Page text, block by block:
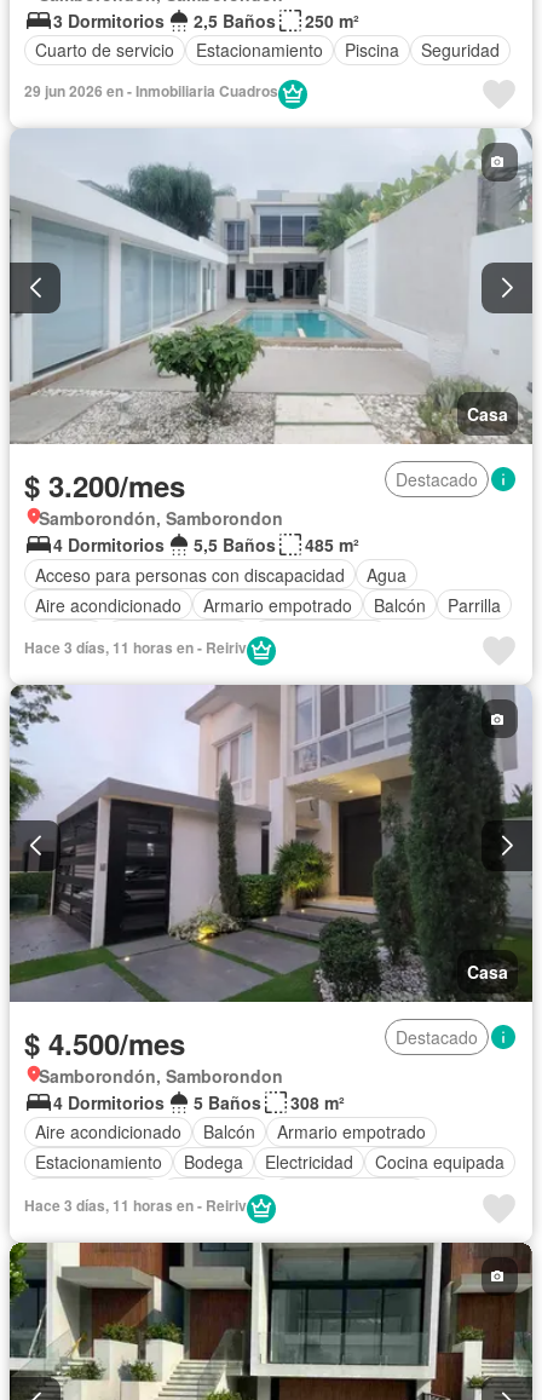
3 Dormitorios
2,5 Baños
250 m²
Cuarto de servicio
Estacionamiento Piscina Seguridad
29 jun 2026 en - Inmobiliaria Cuadros
Casa
$ 3.200/mes
Destacado
Samborondón, Samborondon
4 Dormitorios
5,5 Baños
485 m²
Acceso para personas con discapacidad
Agua
Aire acondicionado
Armario empotrado Balcón
Parrilla
Cocina integral
Cuarto de servicio
Estacionamiento
Gas natural
Gimnasio
Garita de guardianía
Jacuzzi Jardín Patio
Piscina
Terraza
Vista panorámica
Parcialmente amoblado
Hace 3 días, 11 horas en - Reiriv
Casa
$ 4.500/mes
Destacado
Samborondón, Samborondon
4 Dormitorios
5 Baños
308 m²
Aire acondicionado
Balcón
Armario empotrado
Estacionamiento
Bodega Electricidad
Cocina equipada
Gas natural
Terraza
Área para niños
Acceso para personas con discapacidad
Jardín
Parrilla Garita de guardianía
Gimnasio
Seguridad
Piscina
Cancha de tenis
Completamente amoblado
Hace 3 días, 11 horas en - Reiriv